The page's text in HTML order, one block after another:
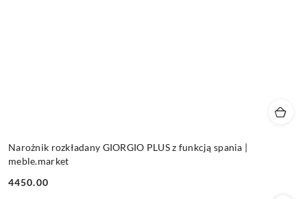
Narożnik rozkładany GIORGIO PLUS z funkcją spania |
meble.market
Cena:
4450.00